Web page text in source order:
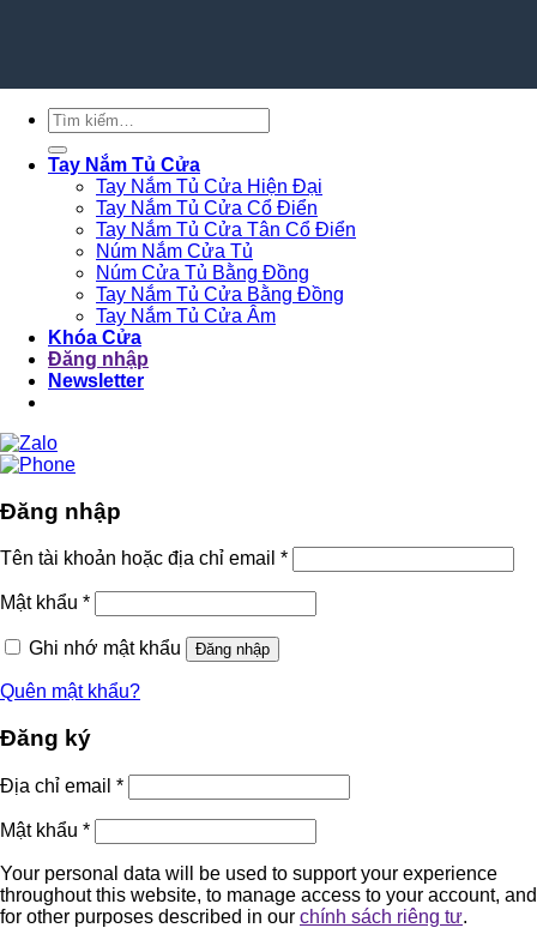
Tìm
kiếm:
Tay Nắm Tủ Cửa
Tay Nắm Tủ Cửa Hiện Đại
Tay Nắm Tủ Cửa Cổ Điển
Tay Nắm Tủ Cửa Tân Cổ Điển
Núm Nắm Cửa Tủ
Núm Cửa Tủ Bằng Đồng
Tay Nắm Tủ Cửa Bằng Đồng
Tay Nắm Tủ Cửa Âm
Khóa Cửa
Đăng nhập
Newsletter
Đăng nhập
Tên tài khoản hoặc địa chỉ email *
Mật khẩu *
Ghi nhớ mật khẩu Đăng nhập
Quên mật khẩu?
Đăng ký
Địa chỉ email *
Mật khẩu *
Your personal data will be used to support your experience
throughout this website, to manage access to your account, and
for other purposes described in our chính sách riêng tư.